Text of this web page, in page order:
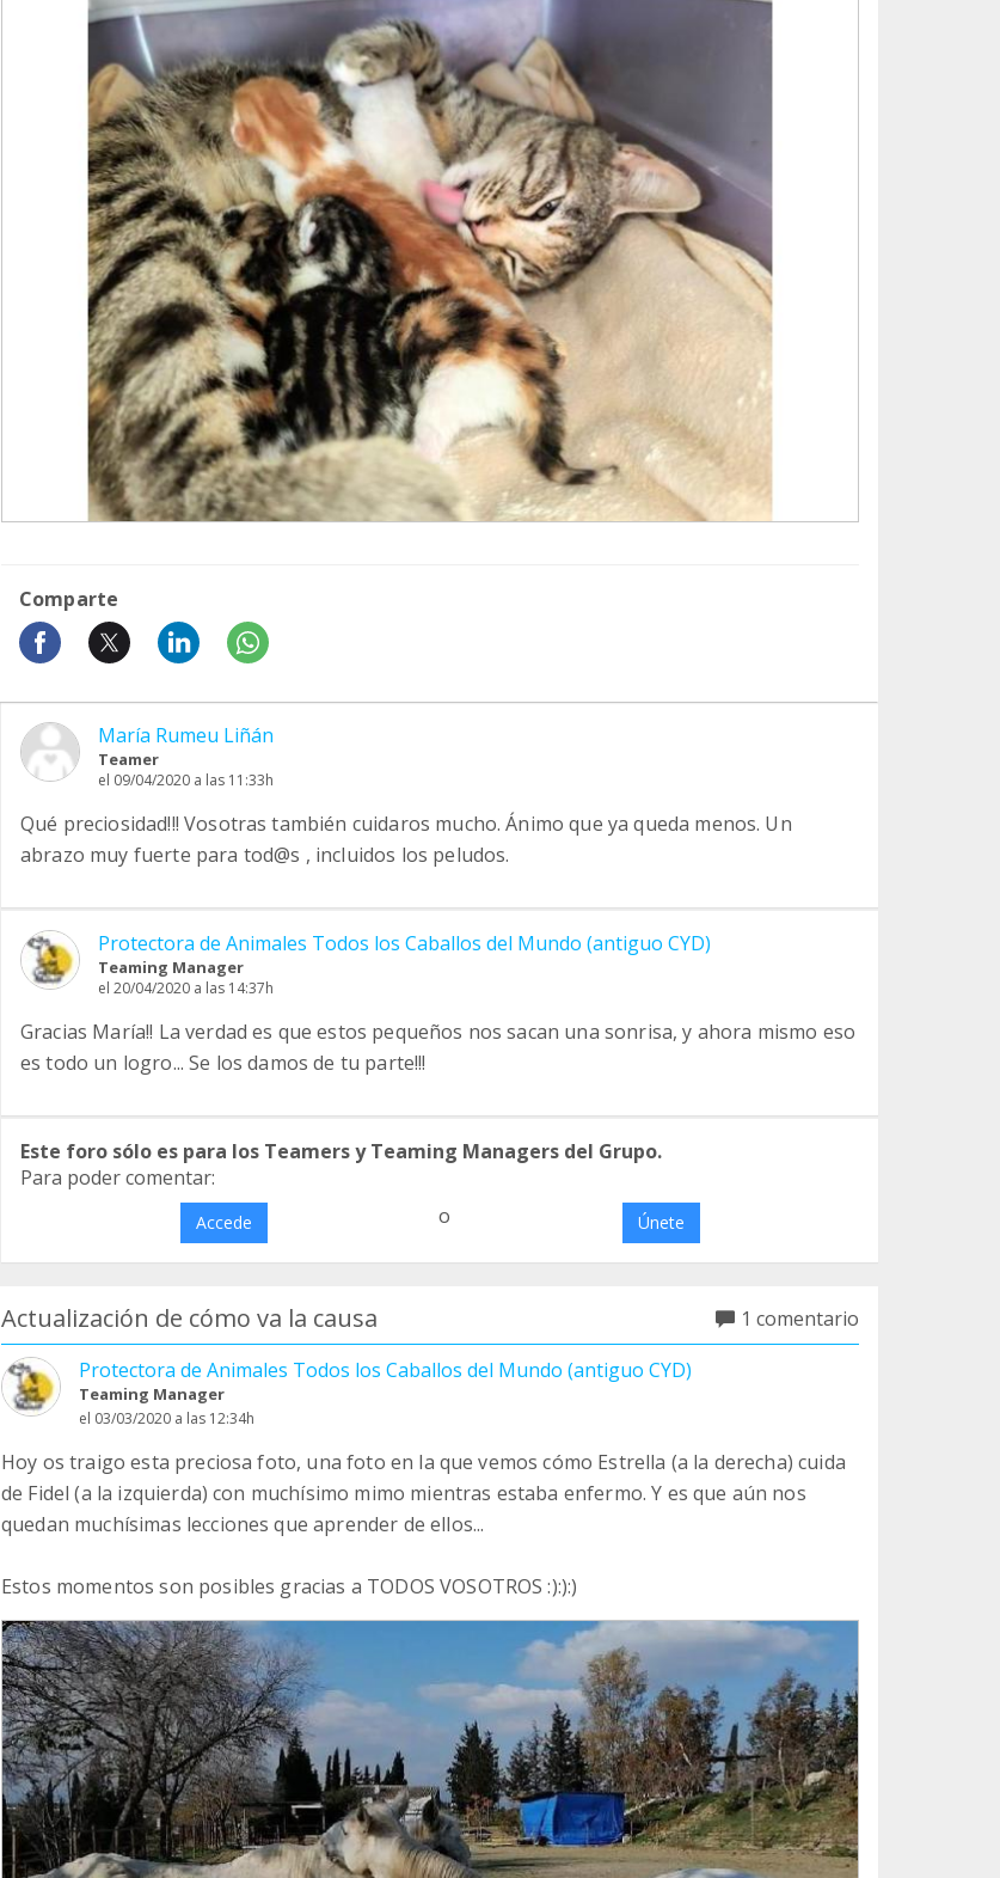
Comparte
María Rumeu Liñán
Teamer
el 09/04/2020 a las 11:33h
Qué preciosidad!!! Vosotras también cuidaros mucho. Ánimo que ya queda menos. Un
abrazo muy fuerte para tod@s , incluidos los peludos.
Protectora de Animales Todos los Caballos del Mundo (antiguo CYD)
Teaming Manager
el 20/04/2020 a las 14:37h
Gracias María!! La verdad es que estos pequeños nos sacan una sonrisa, y ahora mismo eso
es todo un logro... Se los damos de tu parte!!!
Este foro sólo es para los Teamers y Teaming Managers del Grupo.
Para poder comentar:
Accede o Únete
Actualización de cómo va la causa
1 comentario
Protectora de Animales Todos los Caballos del Mundo (antiguo CYD)
Teaming Manager
el 03/03/2020 a las 12:34h
Hoy os traigo esta preciosa foto, una foto en la que vemos cómo Estrella (a la derecha) cuida
de Fidel (a la izquierda) con muchísimo mimo mientras estaba enfermo. Y es que aún nos
quedan muchísimas lecciones que aprender de ellos...
Estos momentos son posibles gracias a TODOS VOSOTROS :):):)